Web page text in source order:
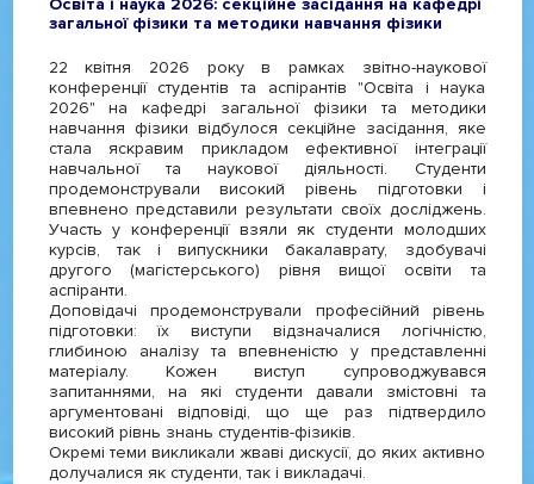
Освіта і наука 2026: секційне засідання на кафедрі
загальної фізики та методики навчання фізики
22 квітня 2026 року в рамках звітно-наукової
конференції студентів та аспірантів "Освіта і наука
2026" на кафедрі загальної фізики та методики
навчання фізики відбулося секційне засідання, яке
стала яскравим прикладом ефективної інтеграції
навчальної та наукової діяльності. Студенти
продемонстрували високий рівень підготовки і
впевнено представили результати своїх досліджень.
Участь у конференції взяли як студенти молодших
курсів, так і випускники бакалаврату, здобувачі
другого (магістерського) рівня вищої освіти та
аспіранти.
Доповідачі продемонстрували професійний рівень
підготовки: їх виступи відзначалися логічністю,
глибиною аналізу та впевненістю у представленні
матеріалу. Кожен виступ супроводжувався
запитаннями, на які студенти давали змістовні та
аргументовані відповіді, що ще раз підтвердило
високий рівнь знань студентів-фізиків.
Окремі теми викликали жваві дискусії, до яких активно
долучалися як студенти, так і викладачі.